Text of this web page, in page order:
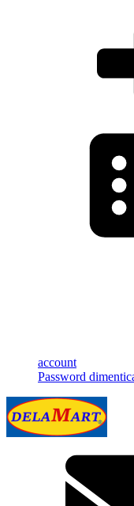
account
Password